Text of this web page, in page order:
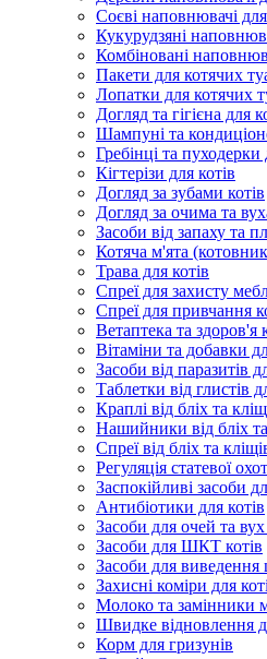
Соєві наповнювачі для
Кукурудзяні
Комбіновані
Пакети для котячих
Лопатки для котячих
Догляд та гігієна для
Шампуні та
Гребінці та пуходерки
Кігтерізи для котів
Догляд за зубами котів
Догляд за очима та
Засоби від запаху та
Котяча м'ята
Трава для котів
Спреї для захисту
Спреї для привчання
Ветаптека та здоров'я
Вітаміни та добавки
Засоби від паразитів
Таблетки від глистів
Краплі від бліх та
Нашийники від бліх та
Спреї від бліх та
Регуляція статевої
Заспокійливі засоби
Антибіотики для котів
Засоби для очей та вух
Засоби для ШКТ котів
Засоби для виведення
Захисні коміри для
Молоко та замінники
Швидке відновлення
Корм для гризунів